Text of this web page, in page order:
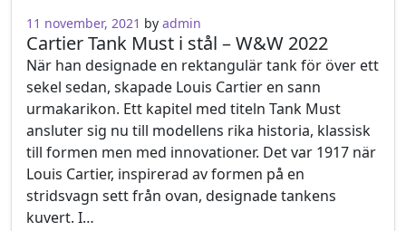
11 november, 2021
11 november, 2021 by admin
Cartier Tank Must i stål – W&W 2022
När han designade en rektangulär tank för över ett
sekel sedan, skapade Louis Cartier en sann
urmakarikon. Ett kapitel med titeln Tank Must
ansluter sig nu till modellens rika historia, klassisk
till formen men med innovationer. Det var 1917 när
Louis Cartier, inspirerad av formen på en
stridsvagn sett från ovan, designade tankens
kuvert. I…